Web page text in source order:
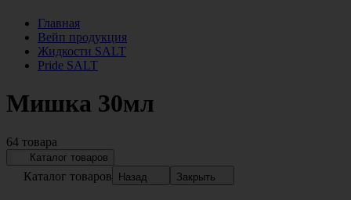
Главная
Вейп продукция
Жидкости SALT
Pride SALT
Мишка 30мл
64 товара
Каталог товаров
Каталог товаров Назад Закрыть